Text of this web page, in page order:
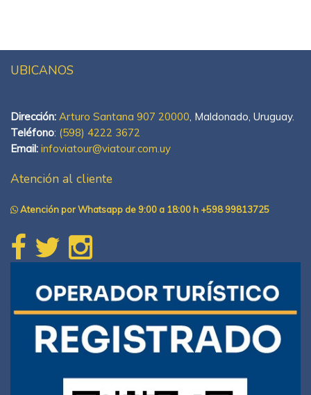
UBICANOS
Dirección: Arturo Santana 907 20000, Maldonado, Uruguay.
Teléfono: (598) 4222 3672
Email: infoviatour@viatour.com.uy
Atención al cliente
Atención por Whatsapp de 9:00 a 18:00 h +598 99813725